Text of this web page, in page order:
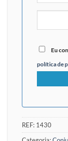
Eu
política de
REF: 1430